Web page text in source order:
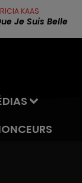
KAAS
Je Suis Belle